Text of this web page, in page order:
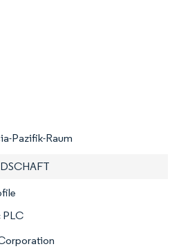
Pazifik-Raum
PLC